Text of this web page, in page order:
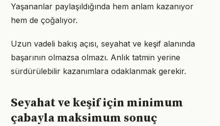
Yaşananlar paylaşıldığında hem anlam kazanıyor
hem de çoğalıyor.
Uzun vadeli bakış açısı, seyahat ve keşif alanında
başarının olmazsa olmazı. Anlık tatmin yerine
sürdürülebilir kazanımlara odaklanmak gerekir.
Seyahat ve keşif için minimum
çabayla maksimum sonuç